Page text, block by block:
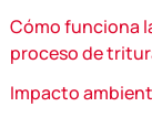
Cómo funciona
proceso de
Impacto